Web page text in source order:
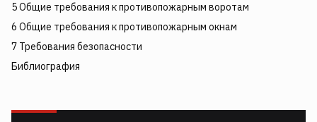
5 Общие требования к противопожарным воротам
6 Общие требования к противопожарным окнам
7 Требования безопасности
Библиография